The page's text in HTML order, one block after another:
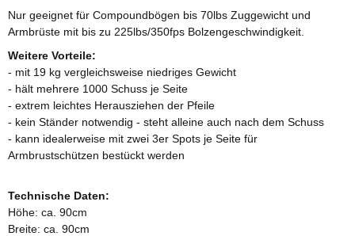
Nur geeignet für Compoundbögen bis 70lbs Zuggewicht und
Armbrüste mit bis zu 225lbs/350fps Bolzengeschwindigkeit.
Weitere Vorteile:
- mit 19 kg vergleichsweise niedriges Gewicht
- hält mehrere 1000 Schuss je Seite
- extrem leichtes Herausziehen der Pfeile
- kein Ständer notwendig - steht alleine auch nach dem Schuss
- kann idealerweise mit zwei 3er Spots je Seite für
Armbrustschützen bestückt werden
Technische Daten:
Höhe: ca. 90cm
Breite: ca. 90cm